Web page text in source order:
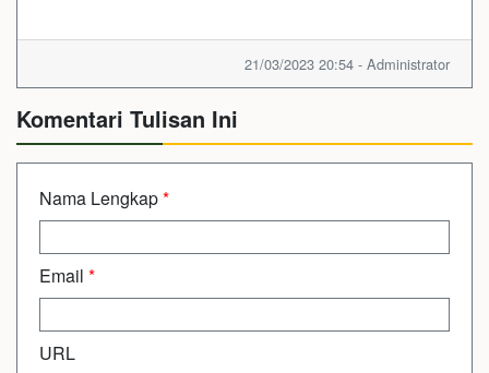
21/03/2023 20:54 - Administrator
Komentari Tulisan Ini
Nama Lengkap*
Email *
URL